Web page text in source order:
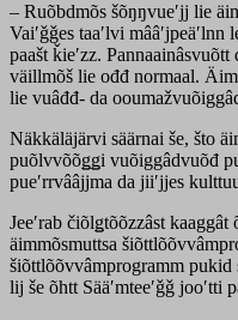
– Ruõbdmõs šõŋŋvueʹjj lie
Vaiʹǧǧes taaʹlvi mââʹjpeäʹlnn
paašt ǩieʹzz.
väillmõš lie ođđ normaal.
lie vuâđđ- da
Näkkäläjärvi säärnai še, što
puõlvvõõǥǥi vuõiggâdvuõđ
pueʹrrvââjjma da jiiʹjjes
Jeeʹrab čiõlǥtõõzzâst kaaggât
äimmõsmuttsa
šiõttlõõvvâmprogramm pukid
lij še õhtt Sääʹmteeʹǧǧ jooʹtti